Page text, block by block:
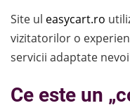
Site ul easycart.ro
vizitatorilor o
servicii adaptate
Ce este un